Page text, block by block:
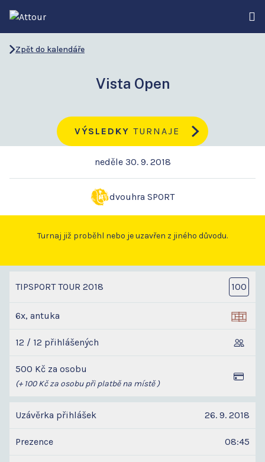
Zpět do kalendáře
Vista Open
VÝSLEDKY TURNAJE
neděle 30. 9. 2018
dvouhra SPORT
Turnaj již proběhl nebo je uzavřen z jiného důvodu.
TIPSPORT TOUR 2018 100
6x, antuka
12 / 12 přihlášených
500 Kč za osobu
(+ 100 Kč za osobu při platbě na místě )
Uzávěrka přihlášek 26. 9. 2018
Prezence 08:45